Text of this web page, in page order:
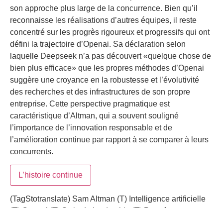
son approche plus large de la concurrence. Bien qu’il
reconnaisse les réalisations d’autres équipes, il reste
concentré sur les progrès rigoureux et progressifs qui ont
défini la trajectoire d’Openai. Sa déclaration selon
laquelle Deepseek n’a pas découvert «quelque chose de
bien plus efficace» que les propres méthodes d’Openai
suggère une croyance en la robustesse et l’évolutivité
des recherches et des infrastructures de son propre
entreprise. Cette perspective pragmatique est
caractéristique d’Altman, qui a souvent souligné
l’importance de l’innovation responsable et de
l’amélioration continue par rapport à se comparer à leurs
concurrents.
L’histoire continue
(TagStotranslate) Sam Altman (T) Intelligence artificielle